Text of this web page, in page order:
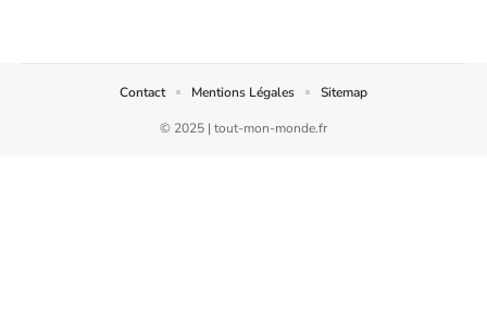
© 2025 | tout-mon-monde.fr
Contact Mentions Légales Sitemap